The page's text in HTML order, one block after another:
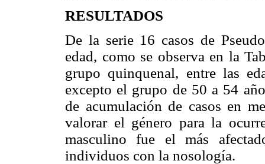
RESULTADOS
De la serie 16 casos de
edad, como se observa en la
grupo quinquenal, entre las
excepto el grupo de 50 a 54
de acumulación de casos en
valorar el género para la
masculino fue el más
individuos con la nosología.